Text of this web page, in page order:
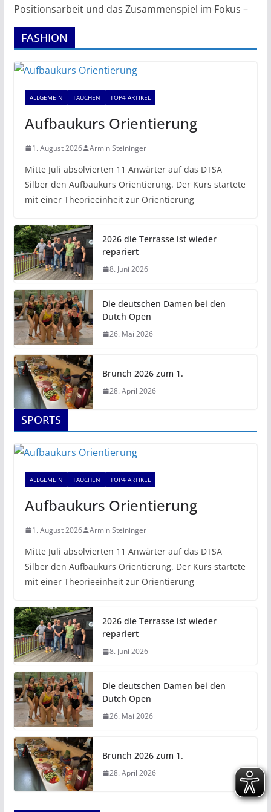
Positionsarbeit und das Zusammenspiel im Fokus –
FASHION
ALLGEMEIN TAUCHEN TOP4 ARTIKEL
Aufbaukurs Orientierung
1. August 2026 Armin Steininger
Mitte Juli absolvierten 11 Anwärter auf das DTSA
Silber den Aufbaukurs Orientierung. Der Kurs startete
mit einer Theorieeinheit zur Orientierung
2026 die Terrasse ist wieder
repariert
8. Juni 2026
Die deutschen Damen bei den
Dutch Open
26. Mai 2026
Brunch 2026 zum 1.
28. April 2026
SPORTS
ALLGEMEIN TAUCHEN TOP4 ARTIKEL
Aufbaukurs Orientierung
1. August 2026 Armin Steininger
Mitte Juli absolvierten 11 Anwärter auf das DTSA
Silber den Aufbaukurs Orientierung. Der Kurs startete
mit einer Theorieeinheit zur Orientierung
2026 die Terrasse ist wieder
repariert
8. Juni 2026
Die deutschen Damen bei den
Dutch Open
26. Mai 2026
Brunch 2026 zum 1.
28. April 2026